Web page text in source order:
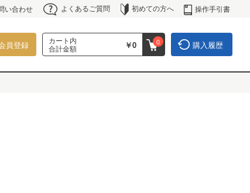
い合わせ よくあるご質問 初めての方へ 操作手引書
員登録
カート内
合計金額
￥0 0 購入履歴